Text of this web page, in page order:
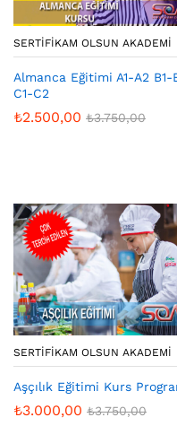
SERTIFIKAM OLSUN AKADEMI
Almanca Eğitimi A1-A2 B1-
C1-C2
₺2.500,00 ₺3.750,00
SERTIFIKAM OLSUN AKADEMI
Aşçılık Eğitimi Kurs
₺3.000,00 ₺3.750,00